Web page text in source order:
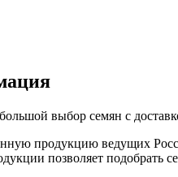
выбор семян с
продукцию ведущих
позволяет подобрать